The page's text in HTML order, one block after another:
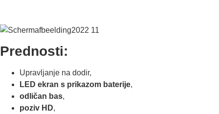
Prednosti:
Upravljanje na dodir,
LED ekran s prikazom baterije,
odličan bas,
poziv HD,